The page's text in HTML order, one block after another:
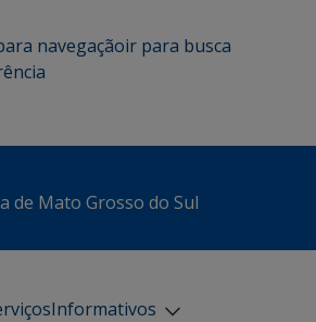
navegaçãoir para busca
de Mato Grosso do Sul
Informativos